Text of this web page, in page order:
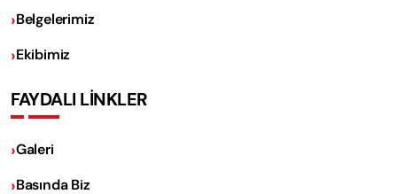
Belgelerimiz
Ekibimiz
FAYDALI LİNKLER
Galeri
Basında Biz